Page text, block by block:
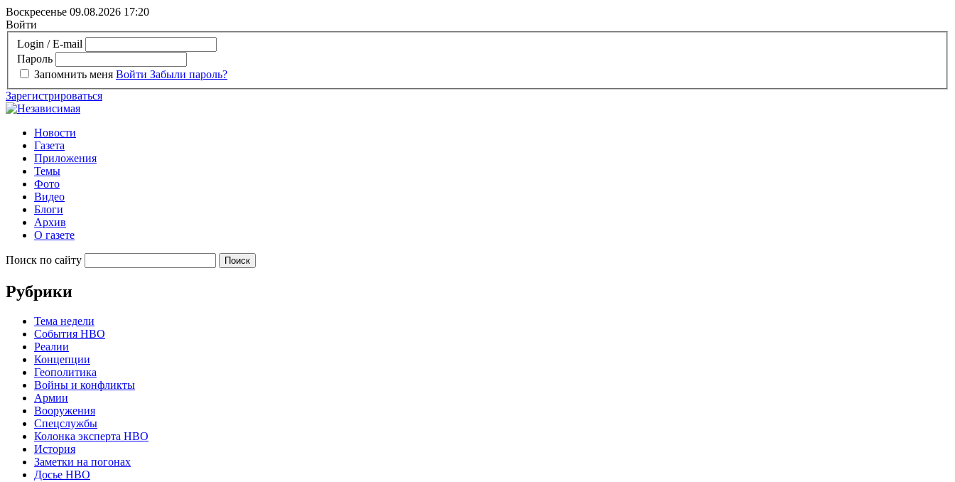
Воскресенье 09.08.2026 17:20
Войти
Login / E-mail
Пароль
Запомнить меня Войти Забыли пароль?
Зарегистрироваться
Новости
Газета
Приложения
Темы
Фото
Видео
Блоги
Архив
О газете
Поиск по сайту
Рубрики
Тема недели
События НВО
Реалии
Концепции
Геополитика
Войны и конфликты
Армии
Вооружения
Спецслужбы
Колонка эксперта НВО
История
Заметки на погонах
Досье НВО